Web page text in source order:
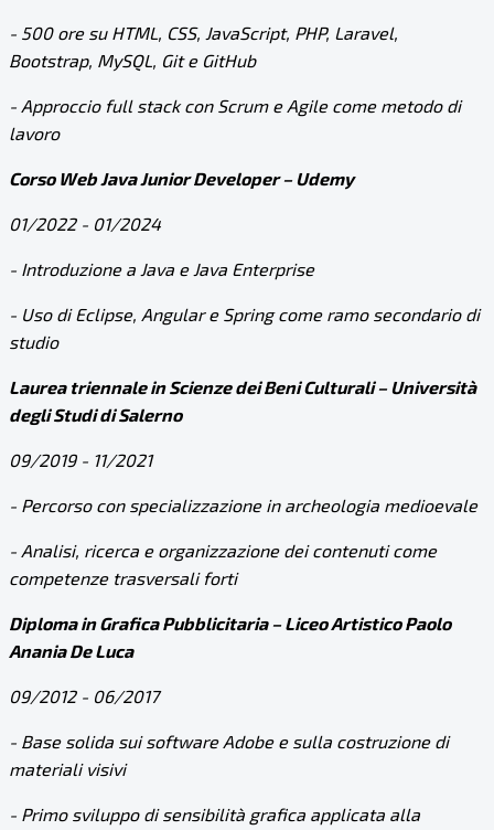
- 500 ore su HTML, CSS, JavaScript, PHP, Laravel,
Bootstrap, MySQL, Git e GitHub
- Approccio full stack con Scrum e Agile come metodo di
lavoro
Corso Web Java Junior Developer – Udemy
01/2022 - 01/2024
- Introduzione a Java e Java Enterprise
- Uso di Eclipse, Angular e Spring come ramo secondario di
studio
Laurea triennale in Scienze dei Beni Culturali – Università
degli Studi di Salerno
09/2019 - 11/2021
- Percorso con specializzazione in archeologia medioevale
- Analisi, ricerca e organizzazione dei contenuti come
competenze trasversali forti
Diploma in Grafica Pubblicitaria – Liceo Artistico Paolo
Anania De Luca
09/2012 - 06/2017
- Base solida sui software Adobe e sulla costruzione di
materiali visivi
- Primo sviluppo di sensibilità grafica applicata alla